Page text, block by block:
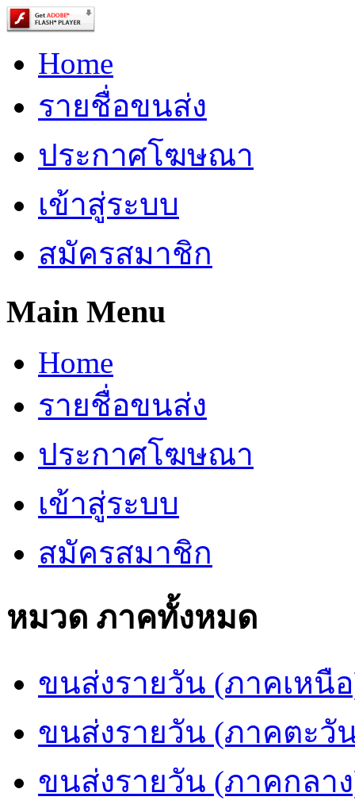
Home
รายชื่อขนส่ง
ประกาศโฆษณา
เข้าสู่ระบบ
สมัครสมาชิก
Main Menu
Home
รายชื่อขนส่ง
ประกาศโฆษณา
เข้าสู่ระบบ
สมัครสมาชิก
หมวด ภาคทั้งหมด
ขนส่งรายวัน (ภาคเหนื
ขนส่งรายวัน (ภาคตะวั
ขนส่งรายวัน (ภาคกลา